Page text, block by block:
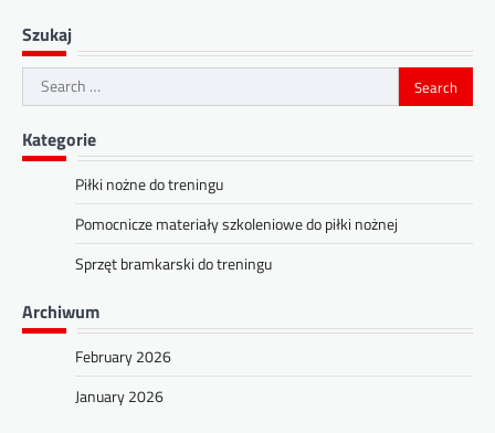
Szukaj
Search
for:
Kategorie
Piłki nożne do treningu
Pomocnicze materiały szkoleniowe do piłki nożnej
Sprzęt bramkarski do treningu
Archiwum
February 2026
January 2026